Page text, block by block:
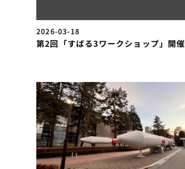
2026-03-18
第2回「すばる3ワークショップ」開催